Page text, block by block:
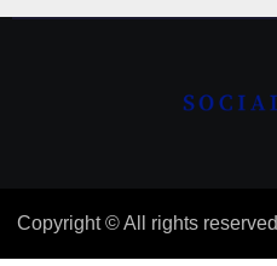
Copyright © All rights reserved